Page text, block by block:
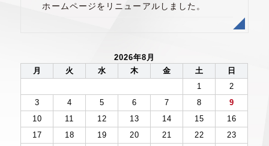
ホームページをリニューアルしました。
2026年8月
月
火 水 木 金 土
日
1
2
3
4 5 6 7 8
9
10
11 12 13 14 15
16
17
18 19 20 21 22 23